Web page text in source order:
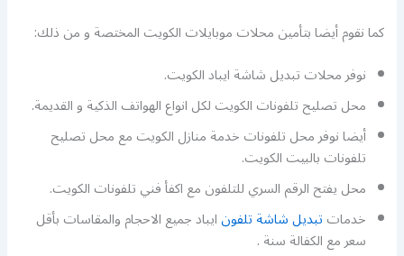
كما نقوم أيضا بتأمين محلات موبايلات الكويت المختصة و من ذلك:
نوفر محلات تبديل شاشة ايباد الكويت.
محل تصليح تلفونات الكويت لكل انواع الهواتف الذكية و القديمة.
أيضا نوفر محل تلفونات خدمة منازل الكويت مع محل تصليح
تلفونات بالبيت الكويت.
محل يفتح الرقم السري للتلفون مع اكفأ فني تلفونات الكويت.
خدماتتبديل شاشة تلفونايباد جميع الاحجام والمقاسات بأقل
سعر مع الكفالة سنة .